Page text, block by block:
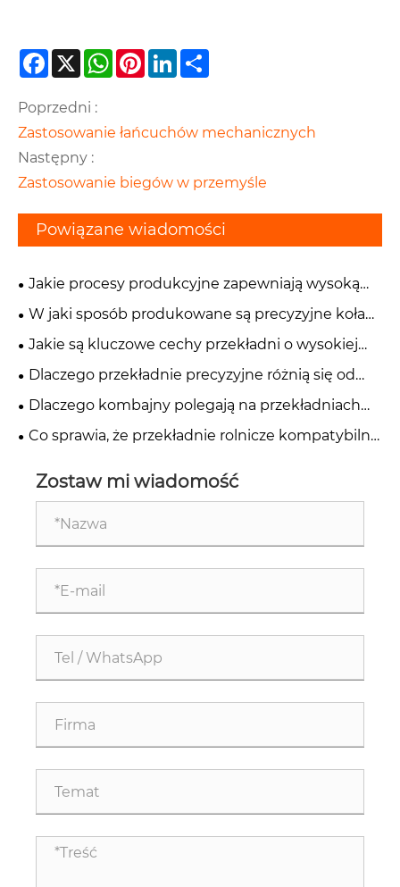
Facebook
X WhatsApp
PinterestLinkedIn
Poprzedni :
Zastosowanie łańcuchów mechanicznych
Następny :
Zastosowanie biegów w przemyśle
Powiązane wiadomości
Jakie procesy produkcyjne zapewniają wysoką
dokładność precyzyjnych kół zębatych?
W jaki sposób produkowane są precyzyjne koła
zębate do zastosowań przemysłowych?
Jakie są kluczowe cechy przekładni o wysokiej
precyzji?
Dlaczego przekładnie precyzyjne różnią się od
standardowych przekładni przemysłowych?
Dlaczego kombajny polegają na przekładniach
rolniczych o wysokim momencie obrotowym?
Co sprawia, że ​​przekładnie rolnicze kompatybilne
w rolnictwie?
Zostaw mi wiadomość